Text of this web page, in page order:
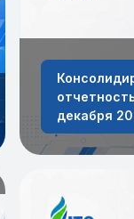
декабря